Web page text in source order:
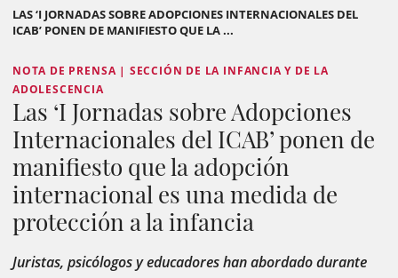
LAS ‘I JORNADAS SOBRE ADOPCIONES INTERNACIONALES DEL
ICAB’ PONEN DE MANIFIESTO QUE LA ...
NOTA DE PRENSA | SECCIÓN DE LA INFANCIA Y DE LA
ADOLESCENCIA
Las ‘I Jornadas sobre Adopciones
Internacionales del ICAB’ ponen de
manifiesto que la adopción
internacional es una medida de
protección a la infancia
Juristas, psicólogos y educadores han abordado durante